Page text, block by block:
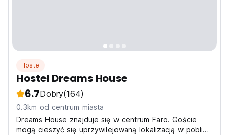
Hostel
Hostel Dreams House
6.7Dobry(164)
0.3km od centrum miasta
Dreams House znajduje się w centrum Faro. Goście
mogą cieszyć się uprzywilejowaną lokalizacją w pobliżu